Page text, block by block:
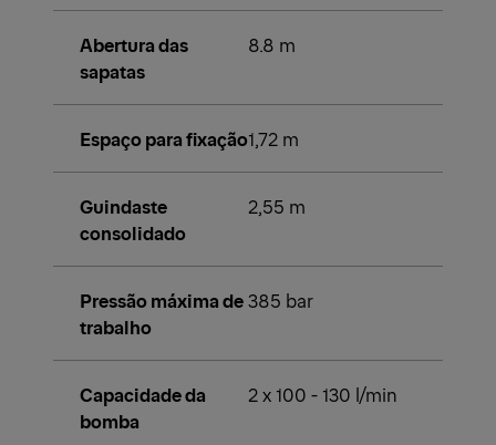
Abertura das
sapatas
8.8 m
Espaço para fixação1,72 m
Guindaste
consolidado
2,55 m
Pressão máxima de
trabalho
385 bar
Capacidade da
bomba
2 x 100 - 130 l/min